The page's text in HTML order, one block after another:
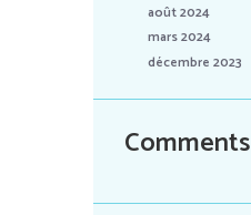
août 2024
mars 2024
décembre 2023
Comments